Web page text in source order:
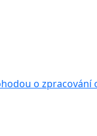
o zpracování